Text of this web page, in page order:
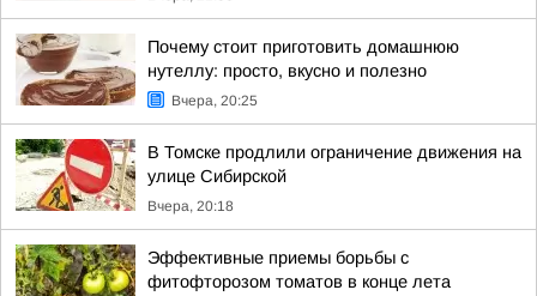
Почему стоит приготовить домашнюю
нутеллу: просто, вкусно и полезно
Вчера, 20:25
В Томске продлили ограничение движения на
улице Сибирской
Вчера, 20:18
Эффективные приемы борьбы с
фитофторозом томатов в конце лета